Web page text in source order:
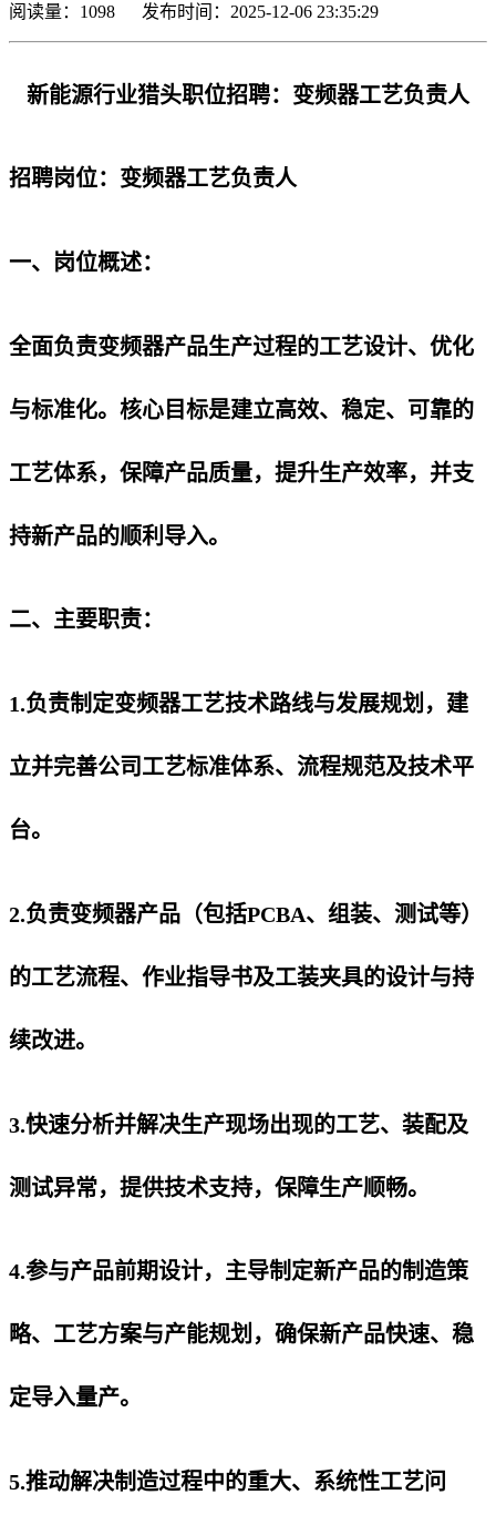
阅读量： 1098 发布时间：2025-12-06 23:35:29
新能源行业猎头职位招聘：变频器工艺负责人
招聘岗位：变频器工艺负责人
一、岗位概述：
全面负责变频器产品生产过程的工艺设计、优化
与标准化。核心目标是建立高效、稳定、可靠的
工艺体系，保障产品质量，提升生产效率，并支
持新产品的顺利导入。
二、主要职责：
1.负责制定变频器工艺技术路线与发展规划，建
立并完善公司工艺标准体系、流程规范及技术平
台。
2.负责变频器产品（包括PCBA、组装、测试等）
的工艺流程、作业指导书及工装夹具的设计与持
续改进。
3.快速分析并解决生产现场出现的工艺、装配及
测试异常，提供技术支持，保障生产顺畅。
4.参与产品前期设计，主导制定新产品的制造策
略、工艺方案与产能规划，确保新产品快速、稳
定导入量产。
5.推动解决制造过程中的重大、系统性工艺问